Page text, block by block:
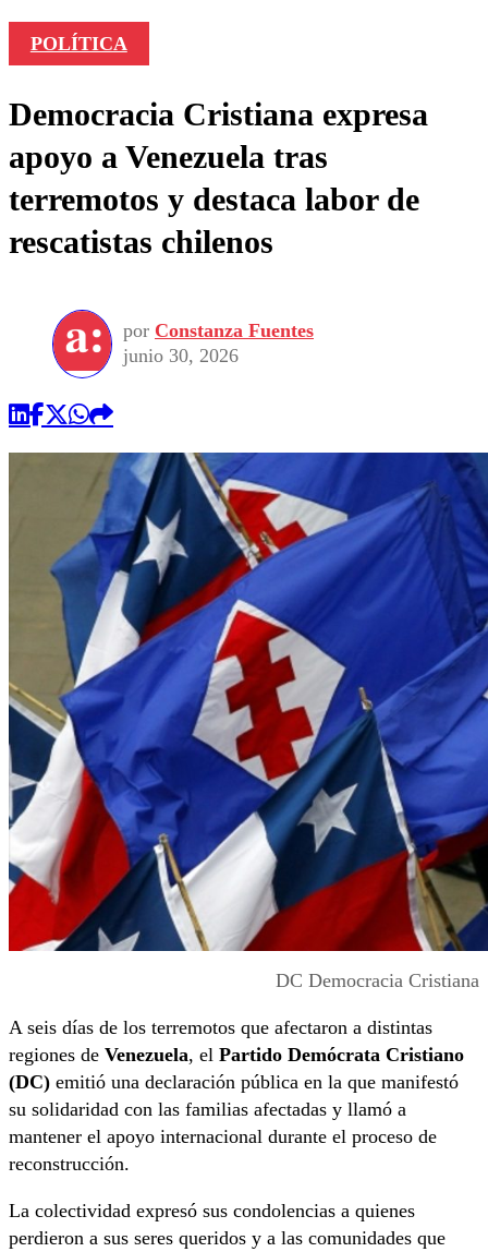
POLÍTICA
Democracia Cristiana expresa
apoyo a Venezuela tras
terremotos y destaca labor de
rescatistas chilenos
por Constanza Fuentes
junio 30, 2026
DC Democracia Cristiana
A seis días de los terremotos que afectaron a distintas
regiones de Venezuela, el Partido Demócrata Cristiano
(DC) emitió una declaración pública en la que manifestó
su solidaridad con las familias afectadas y llamó a
mantener el apoyo internacional durante el proceso de
reconstrucción.
La colectividad expresó sus condolencias a quienes
perdieron a sus seres queridos y a las comunidades que